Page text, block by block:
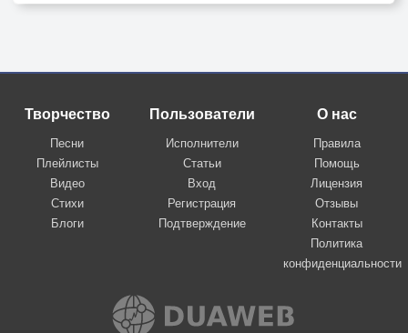
Творчество
Песни
Плейлисты
Видео
Стихи
Блоги
Пользователи
Исполнители
Статьи
Вход
Регистрация
Подтверждение
О нас
Правила
Помощь
Лицензия
Отзывы
Контакты
Политика
конфиденциальности